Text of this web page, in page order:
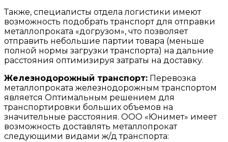
Также, специалисты отдела логистики имеют
возможность подобрать транспорт для отправки
металлопроката «догрузом», что позволяет
отправить небольшие партии товара (меньше
полной нормы загрузки транспорта) на дальние
расстояния оптимизируя затраты на доставку.
Железнодорожный транспорт: Перевозка
металлопроката железнодорожным транспортом
является Оптимальным решением для
транспортировки больших объемов на
значительные расстояния. ООО «Юнимет» имеет
возможность доставлять металлопрокат
следующими видами ж/д транспорта: